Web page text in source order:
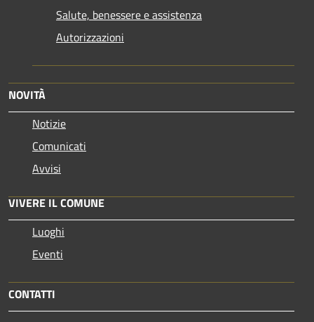
Salute, benessere e assistenza
Autorizzazioni
NOVITÀ
Notizie
Comunicati
Avvisi
VIVERE IL COMUNE
Luoghi
Eventi
CONTATTI